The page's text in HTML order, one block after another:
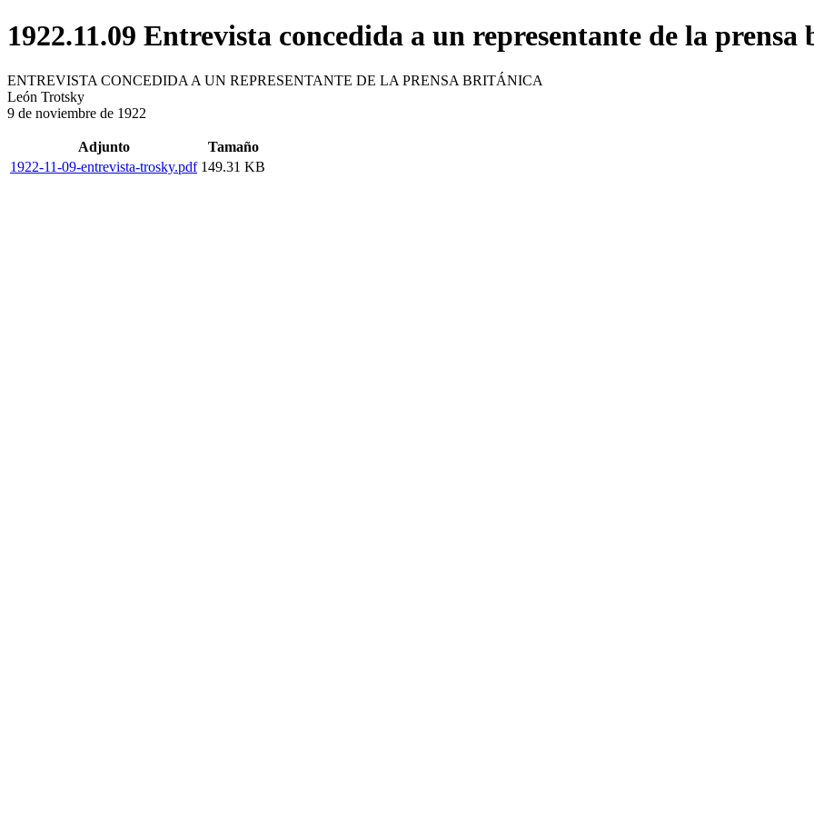
1922.11.09 Entrevista concedida a un representante de la
ENTREVISTA CONCEDIDA A UN REPRESENTANTE DE LA PRENSA BRITÁNICA
León Trotsky
9 de noviembre de 1922
Adjunto
Tamaño
1922-11-09-entrevista-trosky.pdf 149.31 KB